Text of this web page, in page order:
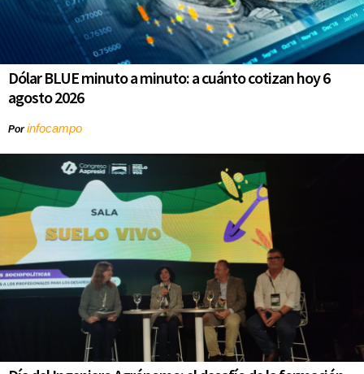
Dólar BLUE minuto a minuto: a cuánto cotizan hoy 6
agosto 2026
Porinfocampo